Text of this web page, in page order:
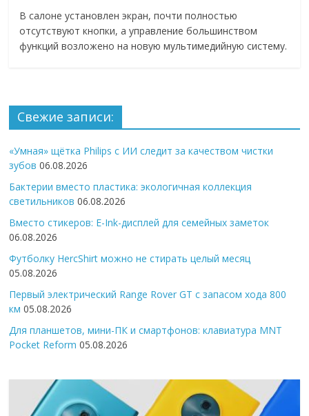
В салоне установлен экран, почти полностью
отсутствуют кнопки, а управление большинством
функций возложено на новую мультимедийную систему.
Свежие записи:
«Умная» щётка Philips с ИИ следит за качеством чистки
зубов 06.08.2026
Бактерии вместо пластика: экологичная коллекция
светильников 06.08.2026
Вместо стикеров: E-Ink-дисплей для семейных заметок
06.08.2026
Футболку HercShirt можно не стирать целый месяц
05.08.2026
Первый электрический Range Rover GT с запасом хода 800
км 05.08.2026
Для планшетов, мини-ПК и смартфонов: клавиатура MNT
Pocket Reform 05.08.2026